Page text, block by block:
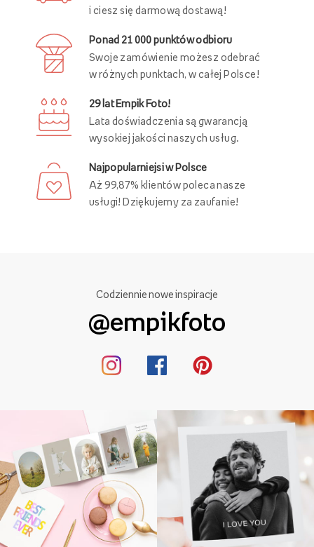
i ciesz się darmową dostawą!
Ponad 21 000 punktów odbioru
Swoje zamówienie możesz odebrać
w różnych punktach, w całej Polsce!
29 lat Empik Foto!
Lata doświadczenia są gwarancją
wysokiej jakości naszych usług.
Najpopularniejsi w Polsce
Aż 99,87% klientów poleca nasze
usługi! Dziękujemy za zaufanie!
Codziennie nowe inspiracje
@empikfoto